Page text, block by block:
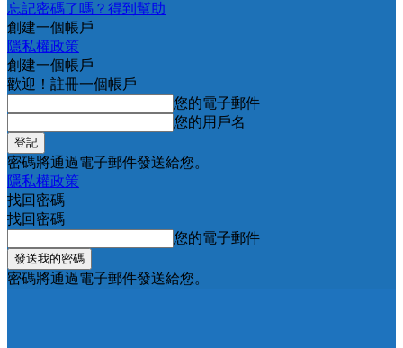
忘記密碼了嗎？得到幫助
創建一個帳戶
隱私權政策
創建一個帳戶
歡迎！註冊一個帳戶
您的電子郵件
您的用戶名
密碼將通過電子郵件發送給您。
隱私權政策
找回密碼
找回密碼
您的電子郵件
密碼將通過電子郵件發送給您。